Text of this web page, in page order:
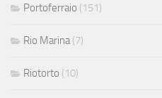
Portoferraio (151)
Rio Marina (7)
Riotorto (10)